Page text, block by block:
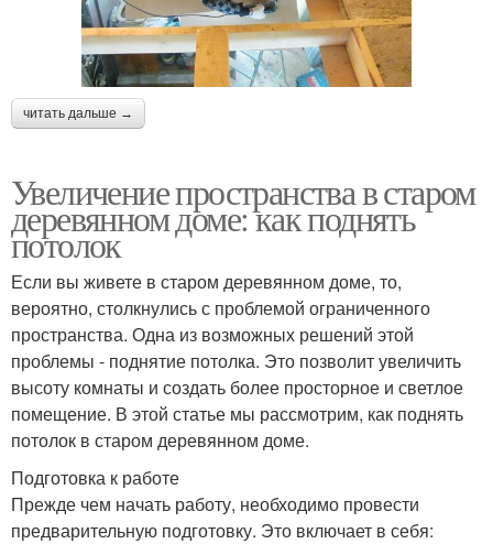
читать дальше →
Увеличение пространства в старом
деревянном доме: как поднять
потолок
Если вы живете в старом деревянном доме, то,
вероятно, столкнулись с проблемой ограниченного
пространства. Одна из возможных решений этой
проблемы - поднятие потолка. Это позволит увеличить
высоту комнаты и создать более просторное и светлое
помещение. В этой статье мы рассмотрим, как поднять
потолок в старом деревянном доме.
Подготовка к работе
Прежде чем начать работу, необходимо провести
предварительную подготовку. Это включает в себя: